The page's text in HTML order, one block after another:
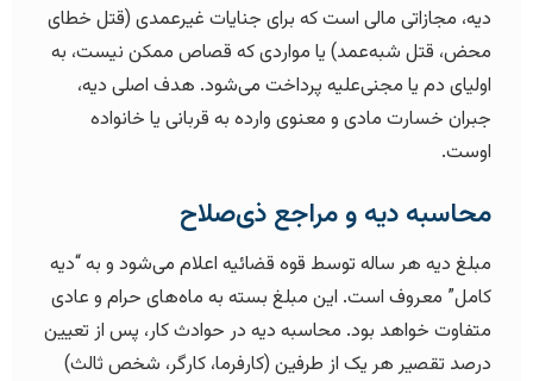
دیه، مجازاتی مالی است که برای جنایات غیرعمدی (قتل خطای
محض، قتل شبه‌عمد) یا مواردی که قصاص ممکن نیست، به
اولیای دم یا مجنی‌علیه پرداخت می‌شود. هدف اصلی دیه،
جبران خسارت مادی و معنوی وارده به قربانی یا خانواده
اوست.
محاسبه دیه و مراجع ذی‌صلاح
مبلغ دیه هر ساله توسط قوه قضائیه اعلام می‌شود و به “دیه
کامل” معروف است. این مبلغ بسته به ماه‌های حرام و عادی
متفاوت خواهد بود. محاسبه دیه در حوادث کار، پس از تعیین
درصد تقصیر هر یک از طرفین (کارفرما، کارگر، شخص ثالث)